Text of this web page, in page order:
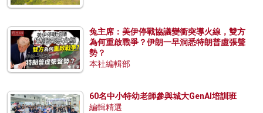
兔主席：美伊停戰協議變衝突導火線，雙方
為何重啟戰爭？伊朗一早洞悉特朗普虛張聲
勢？
本社編輯部
60名中小特幼老師參與城大GenAI培訓班
編輯精選